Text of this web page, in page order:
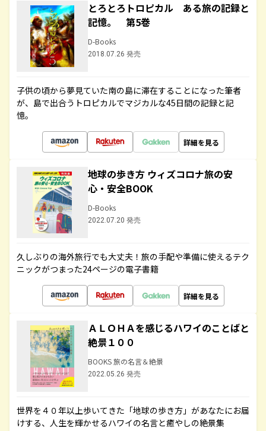
とろとろトロピカル ある旅の記録と
記憶。 第5巻
D-Books
2018.07.26 発売
子供の頃から夢見ていた南の島に滞在することになった筆者
が、島で出合うトロピカルでマジカルな45日間の記録と記
憶。
詳細を見る
地球の歩き方 ウィズコロナ旅の安
心・安全BOOK
D-Books
2022.07.20 発売
久しぶりの海外旅行でも大丈夫！旅の手配や準備に使えるテク
ニックがつまった24ページの電子書籍
詳細を見る
ＡＬＯＨＡを感じるハワイのことばと
絶景１００
BOOKS 旅の名言＆絶景
2022.05.26 発売
世界を４０年以上歩いてきた「地球の歩き方」があなたにお届
けする、人生を輝かせるハワイの名言と癒やしの絶景集